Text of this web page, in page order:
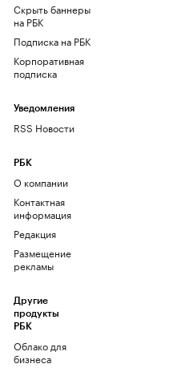
Скрыть баннеры
на РБК
Подписка на РБК
Корпоративная
подписка
Уведомления
RSS Новости
РБК
О компании
Контактная
информация
Редакция
Размещение
рекламы
Другие
продукты
РБК
Облако для
бизнеса